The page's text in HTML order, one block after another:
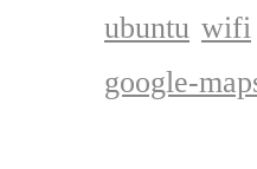
ubuntu wifi
google-